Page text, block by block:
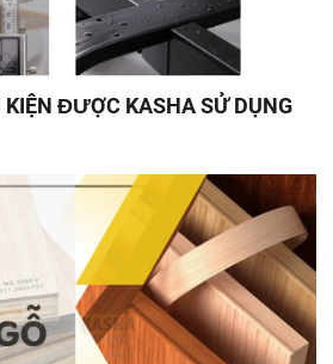
KIỆN ĐƯỢC KASHA SỬ DỤNG